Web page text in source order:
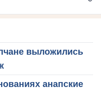
выложились
анапские